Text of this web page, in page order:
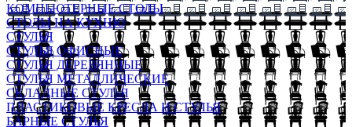
КОМПЬЮТЕРНЫЕ СТОЛЫ
СТОЛЫ НА КУХНЮ
СТУЛЬЯ
СТУЛЬЯ ОФИСНЫЕ
СТУЛЬЯ ДЕРЕВЯННЫЕ
СТУЛЬЯ МЕТАЛЛИЧЕСКИЕ
СКЛАДНЫЕ СТУЛЬЯ
ПЛАСТИКОВЫЕ КРЕСЛА И СТУЛЬЯ
БАРНЫЕ СТУЛЬЯ